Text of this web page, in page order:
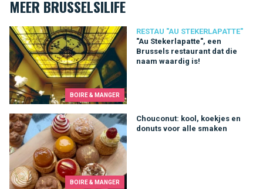
MEER BRUSSELSILIFE
BOIRE & MANGER
RESTAU "AU STEKERLAPATTE"
"Au Stekerlapatte", een
Brussels restaurant dat die
naam waardig is!
"Au Stekerlapatte", een Brussels restaurant dat die naam
BOIRE & MANGER
Chouconut: kool, koekjes en
donuts voor alle smaken
Chouconut: kool, koekjes en donuts voor alle smaken